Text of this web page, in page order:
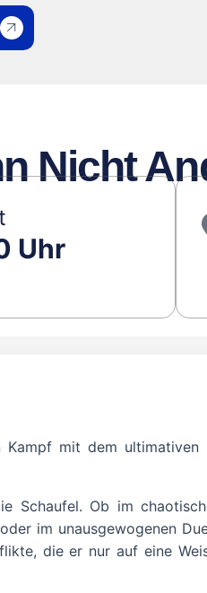
Nicht
Uhr
mit dem ultimativen
Schaufel. Ob im
im unausgewogenen
die er nur auf eine